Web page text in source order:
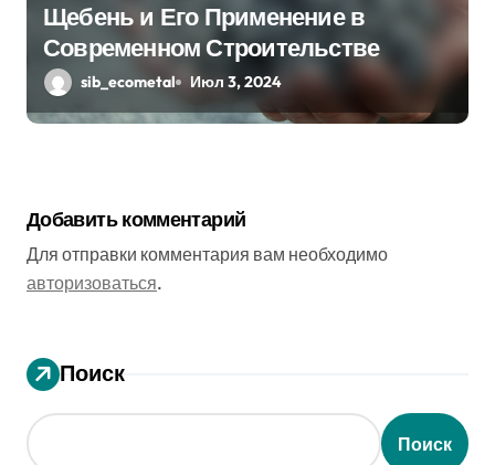
Щебень и Его Применение в
Современном Строительстве
sib_ecometal Июл 3, 2024
Добавить комментарий
Для отправки комментария вам необходимо
авторизоваться.
Поиск
Поиск